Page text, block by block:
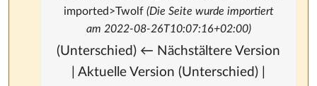
imported>Twolf (Die Seite wurde importiert
am 2022-08-26T10:07:16+02:00)
(Unterschied) ← Nächstältere Version
| Aktuelle Version (Unterschied) |